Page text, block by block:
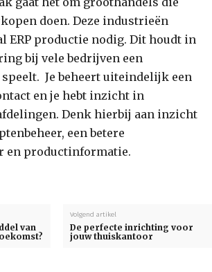
doen. Deze industrieën
ERP productie nodig. Dit houdt in
bij vele bedrijven een
Je beheert uiteindelijk een
en je hebt inzicht in
Denk hierbij aan inzicht
een betere
en productinformatie.
van
Volgend artikel
De perfecte inrichting voor
jouw thuiskantoor